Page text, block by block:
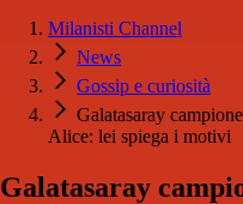
Milanisti Channel
News
Gossip e curiosità
Galatasaray
Alice: lei spiega i motivi
Galatasaray